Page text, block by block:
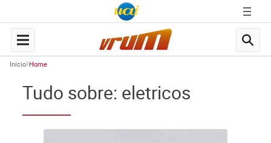
Início Home
Tudo sobre: eletricos